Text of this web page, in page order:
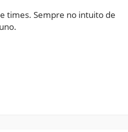
times. Sempre no intuito de